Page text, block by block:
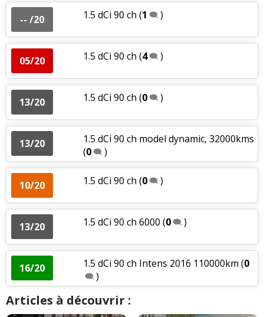
-- /20 1.5 dCi 90 ch (1 )
05/20 1.5 dCi 90 ch (4 )
13/20 1.5 dCi 90 ch (0 )
13/20
1.5 dCi 90 ch model dynamic, 32000kms
(0 )
10/20 1.5 dCi 90 ch (0 )
13/20 1.5 dCi 90 ch 6000 (0 )
16/20 1.5 dCi 90 ch Intens 2016 110000km (0
)
Articles à découvrir :